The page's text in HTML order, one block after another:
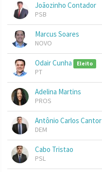
Joãozinho Contador
PSB
Marcus Soares
NOVO
Odair Cunha Eleito
PT
Adelina Martins
PROS
Antônio Carlos Cantor
DEM
Cabo Tristao
PSL